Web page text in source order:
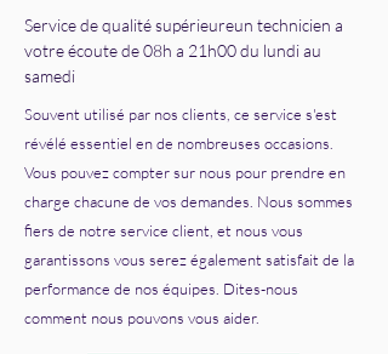
Service de qualité supérieureun technicien a
votre écoute de 08h a 21h00 du lundi au
samedi
Souvent utilisé par nos clients, ce service s'est
révélé essentiel en de nombreuses occasions.
Vous pouvez compter sur nous pour prendre en
charge chacune de vos demandes. Nous sommes
fiers de notre service client, et nous vous
garantissons vous serez également satisfait de la
performance de nos équipes. Dites-nous
comment nous pouvons vous aider.